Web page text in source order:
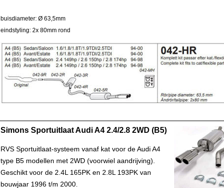
buisdiameter: Ø 63,5mm
eindstyling: 2x 80mm rond
Simons Sportuitlaat Audi A4 2.4/2.8 2WD (B5)
RVS Sportuitlaat-systeem vanaf kat voor de Audi A4
type B5 modellen met 2WD (voorwiel aandrijving).
Geschikt voor de 2.4L 165PK en 2.8L 193PK van
bouwjaar 1996 t/m 2000.